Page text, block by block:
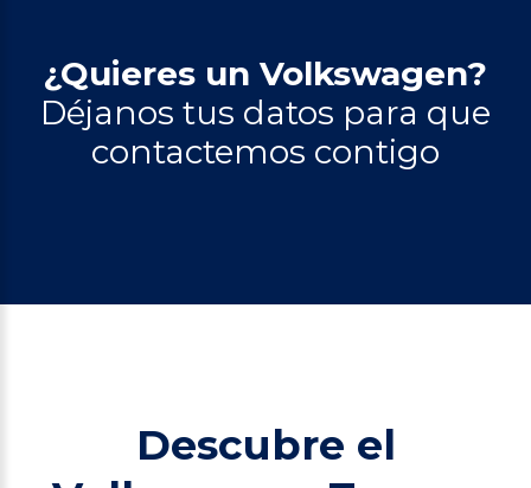
¿Quieres un Volkswagen?
Déjanos tus datos para que
contactemos contigo
Descubre el